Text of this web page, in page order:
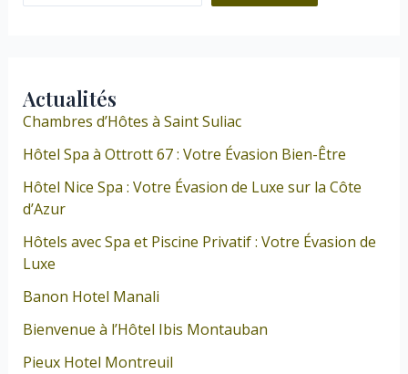
Actualités
Chambres d’Hôtes à Saint Suliac
Hôtel Spa à Ottrott 67 : Votre Évasion Bien-Être
Hôtel Nice Spa : Votre Évasion de Luxe sur la Côte
d’Azur
Hôtels avec Spa et Piscine Privatif : Votre Évasion de
Luxe
Banon Hotel Manali
Bienvenue à l’Hôtel Ibis Montauban
Pieux Hotel Montreuil